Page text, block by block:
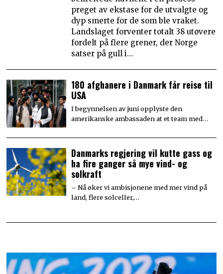
preget av ekstase for de utvalgte og
dyp smerte for de som ble vraket.
Landslaget forventer totalt 38 utøvere
fordelt på flere grener, der Norge
satser på gull i…
180 afghanere i Danmark får reise til
USA
I begynnelsen av juni opplyste den
amerikanske ambassaden at et team med…
Danmarks regjering vil kutte gass og
ha fire ganger så mye vind- og
solkraft
– Nå øker vi ambisjonene med mer vind på
land, flere solceller,…